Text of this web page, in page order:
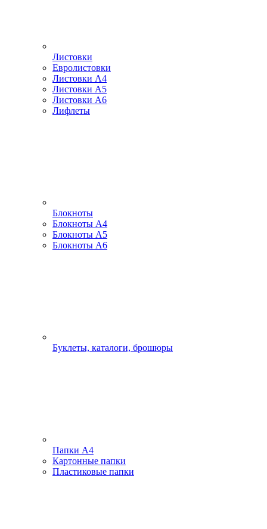
Листовки
Евролистовки
Листовки А4
Листовки А5
Листовки А6
Лифлеты
Блокноты
Блокноты А4
Блокноты А5
Блокноты А6
Буклеты, каталоги, брошюры
Папки А4
Картонные папки
Пластиковые папки